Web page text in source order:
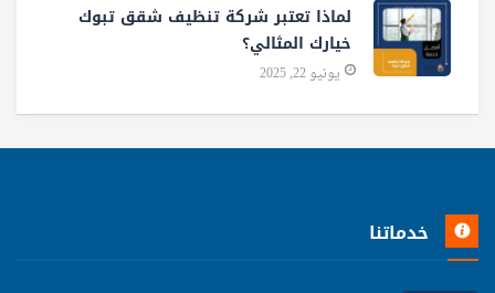
لماذا تعتبر شركة تنظيف شقق تبوك
خيارك المثالي؟
يونيو 22, 2025
خدماتنا